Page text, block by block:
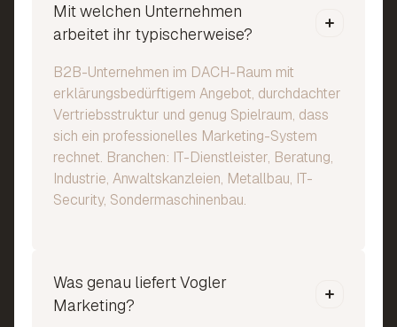
Mit welchen Unternehmen
arbeitet ihr typischerweise?
B2B-Unternehmen im DACH-Raum mit
erklärungsbedürftigem Angebot, durchdachter
Vertriebsstruktur und genug Spielraum, dass
sich ein professionelles Marketing-System
rechnet. Branchen: IT-Dienstleister, Beratung,
Industrie, Anwaltskanzleien, Metallbau, IT-
Security, Sondermaschinenbau.
Was genau liefert Vogler
Marketing?